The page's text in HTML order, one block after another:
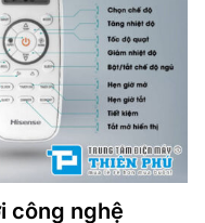
công nghệ